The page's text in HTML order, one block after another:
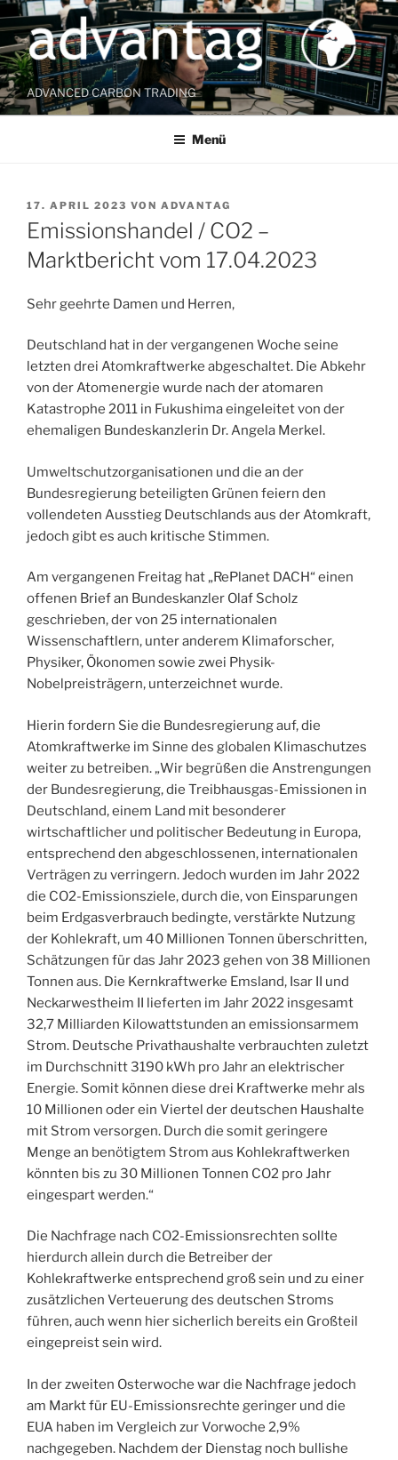
Zum
Inhalt
springen
ADVANCED CARBON TRADING
Menü
VERÖFFENTLICHT
AM
17. APRIL 2023 VON ADVANTAG
Emissionshandel / CO2 –
Marktbericht vom 17.04.2023
Sehr geehrte Damen und Herren,
Deutschland hat in der vergangenen Woche seine
letzten drei Atomkraftwerke abgeschaltet. Die Abkehr
von der Atomenergie wurde nach der atomaren
Katastrophe 2011 in Fukushima eingeleitet von der
ehemaligen Bundeskanzlerin Dr. Angela Merkel.
Umweltschutzorganisationen und die an der
Bundesregierung beteiligten Grünen feiern den
vollendeten Ausstieg Deutschlands aus der Atomkraft,
jedoch gibt es auch kritische Stimmen.
Am vergangenen Freitag hat „RePlanet DACH“ einen
offenen Brief an Bundeskanzler Olaf Scholz
geschrieben, der von 25 internationalen
Wissenschaftlern, unter anderem Klimaforscher,
Physiker, Ökonomen sowie zwei Physik-
Nobelpreisträgern, unterzeichnet wurde.
Hierin fordern Sie die Bundesregierung auf, die
Atomkraftwerke im Sinne des globalen Klimaschutzes
weiter zu betreiben. „Wir begrüßen die Anstrengungen
der Bundesregierung, die Treibhausgas-Emissionen in
Deutschland, einem Land mit besonderer
wirtschaftlicher und politischer Bedeutung in Europa,
entsprechend den abgeschlossenen, internationalen
Verträgen zu verringern. Jedoch wurden im Jahr 2022
die CO2-Emissionsziele, durch die, von Einsparungen
beim Erdgasverbrauch bedingte, verstärkte Nutzung
der Kohlekraft, um 40 Millionen Tonnen überschritten,
Schätzungen für das Jahr 2023 gehen von 38 Millionen
Tonnen aus. Die Kernkraftwerke Emsland, Isar II und
Neckarwestheim II lieferten im Jahr 2022 insgesamt
32,7 Milliarden Kilowattstunden an emissionsarmem
Strom. Deutsche Privathaushalte verbrauchten zuletzt
im Durchschnitt 3190 kWh pro Jahr an elektrischer
Energie. Somit können diese drei Kraftwerke mehr als
10 Millionen oder ein Viertel der deutschen Haushalte
mit Strom versorgen. Durch die somit geringere
Menge an benötigtem Strom aus Kohlekraftwerken
könnten bis zu 30 Millionen Tonnen CO2 pro Jahr
eingespart werden.“
Die Nachfrage nach CO2-Emissionsrechten sollte
hierdurch allein durch die Betreiber der
Kohlekraftwerke entsprechend groß sein und zu einer
zusätzlichen Verteuerung des deutschen Stroms
führen, auch wenn hier sicherlich bereits ein Großteil
eingepreist sein wird.
In der zweiten Osterwoche war die Nachfrage jedoch
am Markt für EU-Emissionsrechte geringer und die
EUA haben im Vergleich zur Vorwoche 2,9%
nachgegeben. Nachdem der Dienstag noch bullishe